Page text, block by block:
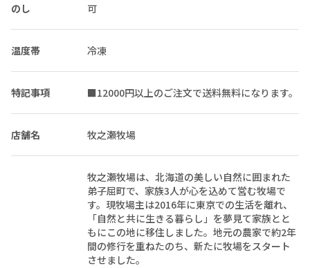
のし 可
温度帯 冷凍
特記事項 ■12000円以上のご注文で送料無料になります。
店舗名 牧之瀬牧場
牧之瀬牧場は、北海道の美しい自然に囲まれた
弟子屈町で、家族3人が心を込めて営む牧場で
す。現牧場主は2016年に東京での生活を離れ、
「自然と共に生きる暮らし」を夢見て家族とと
もにこの地に移住しました。地元の農家で約2年
間の修行を重ねたのち、新たに牧場をスタート
させました。